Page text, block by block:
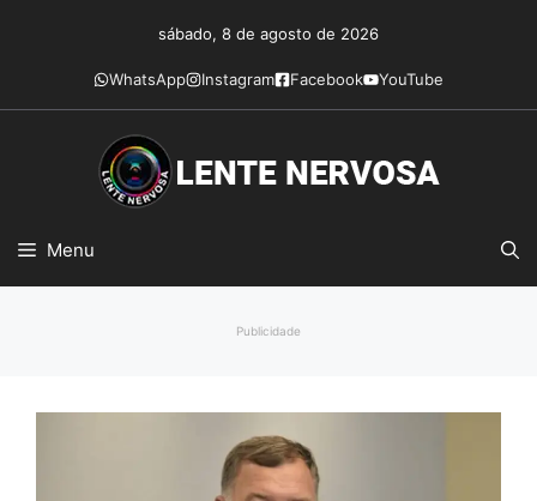
conteúdo
sábado, 8 de agosto de 2026
WhatsApp Instagram Facebook YouTube
Menu
Publicidade